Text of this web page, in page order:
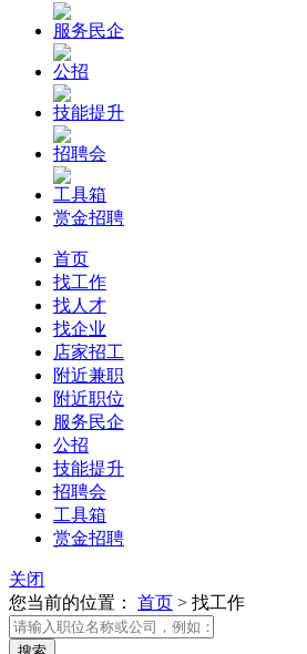
服务民企
公招
技能提升
招聘会
工具箱
赏金招聘
首页
找工作
找人才
找企业
店家招工
附近兼职
附近职位
服务民企
公招
技能提升
招聘会
工具箱
赏金招聘
关闭
您当前的位置： 首页 > 找工作